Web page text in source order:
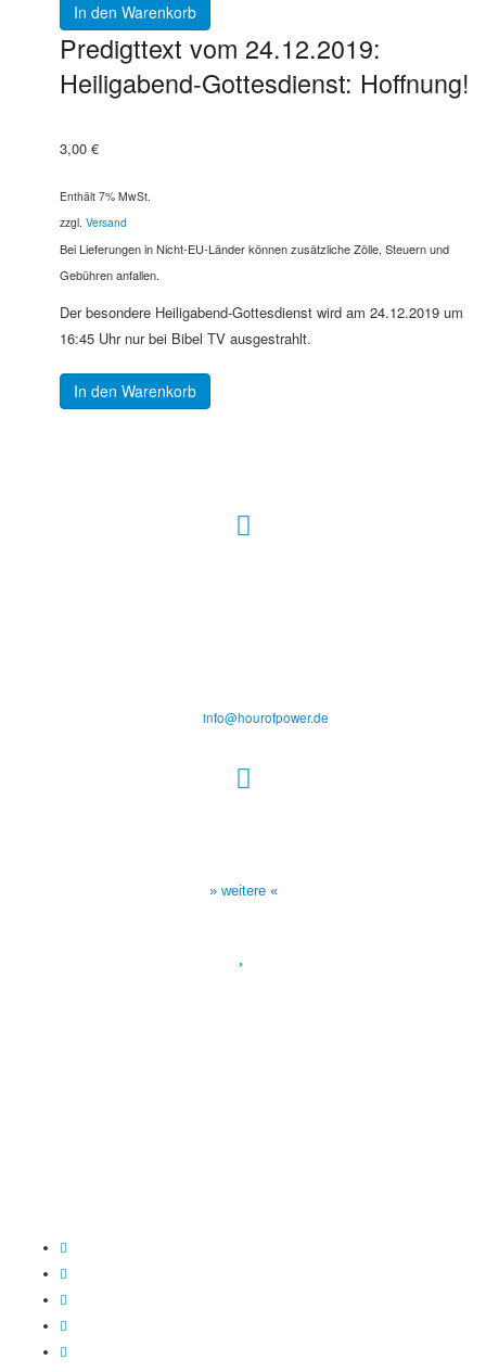
In den Warenkorb
Predigttext vom 24.12.2019:
Heiligabend-Gottesdienst: Hoffnung!
3,00 €
Enthält 7% MwSt.
zzgl. Versand
Bei Lieferungen in Nicht-EU-Länder können zusätzliche Zölle, Steuern und
Gebühren anfallen.
Der besondere Heiligabend-Gottesdienst wird am 24.12.2019 um
16:45 Uhr nur bei Bibel TV ausgestrahlt.
In den Warenkorb
info@hourofpower.de
» weitere «